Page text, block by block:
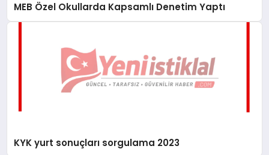
MEB Özel Okullarda Kapsamlı Denetim Yaptı
KYK yurt sonuçları sorgulama 2023